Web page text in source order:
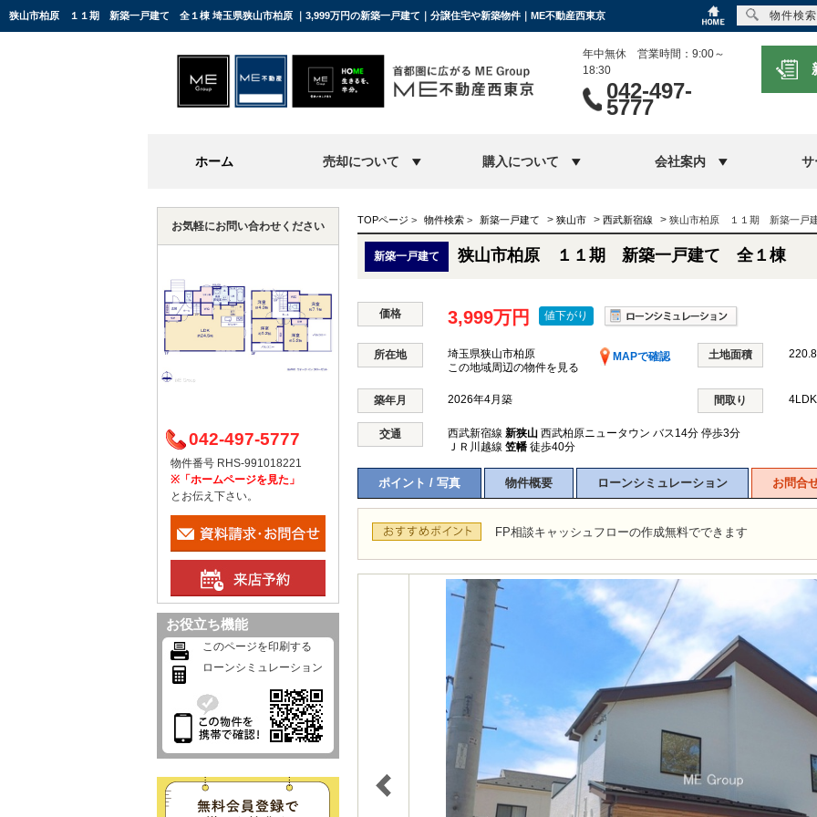
狭山市柏原 １１期 新築一戸建て 全１棟 埼玉県狭山市柏原 ｜3,999万円の新築一戸建て｜分譲住宅や新築物件｜ME不動産西東京
年中無休 営業時間：9:00～
18:30
042-497-
5777
ホーム 売却について 購入について 会社案内
TOPページ > 物件検索 > 新築一戸建て > 狭山市 > 西武新宿線 > 狭山市柏原 １１期 新築一戸
新築一戸建て 狭山市柏原 １１期 新築一戸建て 全１棟
価格 3,999万円 値下がり
所在地 埼玉県狭山市柏原
MAPで確認
この地域周辺の物件を見る
土地面積
築年月 2026年4月築 間取り
交通 西武新宿線 新狭山 西武柏原ニュータウン バス14分 停歩3分
ＪＲ川越線 笠幡 徒歩40分
ポイント / 写真 物件概要 ローンシミュレーション お問合
FP相談キャッシュフローの作成無料でできます
お気軽にお問い合わせください
042-497-5777
物件番号 RHS-991018221
※「ホームページを見た」
とお伝え下さい。
お役立ち機能
このページを印刷する
ローンシミュレーション
物件検索